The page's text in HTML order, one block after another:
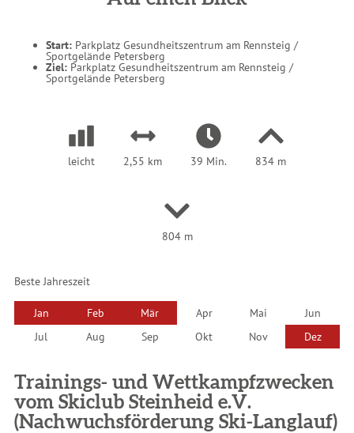
Start: Parkplatz Gesundheitszentrum am Rennsteig /
Sportgelände Petersberg
Ziel: Parkplatz Gesundheitszentrum am Rennsteig /
Sportgelände Petersberg
leicht 2,55 km 39 Min. 834 m
804 m
Beste Jahreszeit
Jan Feb Mär Apr Mai
Jun
Jul
Aug Sep Okt Nov Dez
Trainings- und Wettkampfzwecken
vom Skiclub Steinheid e.V.
(Nachwuchsförderung Ski-Langlauf)